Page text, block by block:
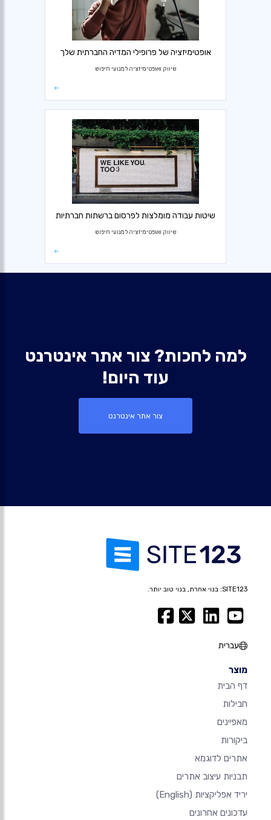
אופטימיזציה של פרופילי המדיה החברתית שלך
שיווק ואופטימיזציה למנועי חיפוש
שיטות עבודה מומלצות לפרסום ברשתות חברתיות
שיווק ואופטימיזציה למנועי חיפוש
למה לחכות? צור אתר אינטרנט
עוד היום!
צור אתר אינטרנט
SITE123: בנוי אחרת, בנוי טוב יותר.
עברית
מוצר
דף הבית
חבילות
מאפיינים
ביקורות
אתרים לדוגמא
תבניות עיצוב אתרים
יריד אפליקציות (English)
עדכונים אחרונים